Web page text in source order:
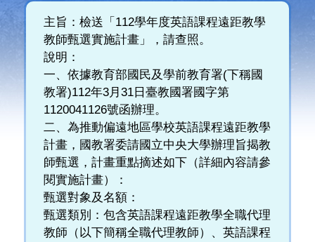
主旨：檢送「112學年度英語課程遠距教學
教師甄選實施計畫」，請查照。
說明：
一、依據教育部國民及學前教育署(下稱國
教署)112年3月31日臺教國署國字第
1120041126號函辦理。
二、為推動偏遠地區學校英語課程遠距教學
計畫，國教署委請國立中央大學辦理旨揭教
師甄選，計畫重點摘述如下（詳細內容請參
閱實施計畫）：
甄選對象及名額：
甄選類別：包含英語課程遠距教學全職代理
教師（以下簡稱全職代理教師）、英語課程